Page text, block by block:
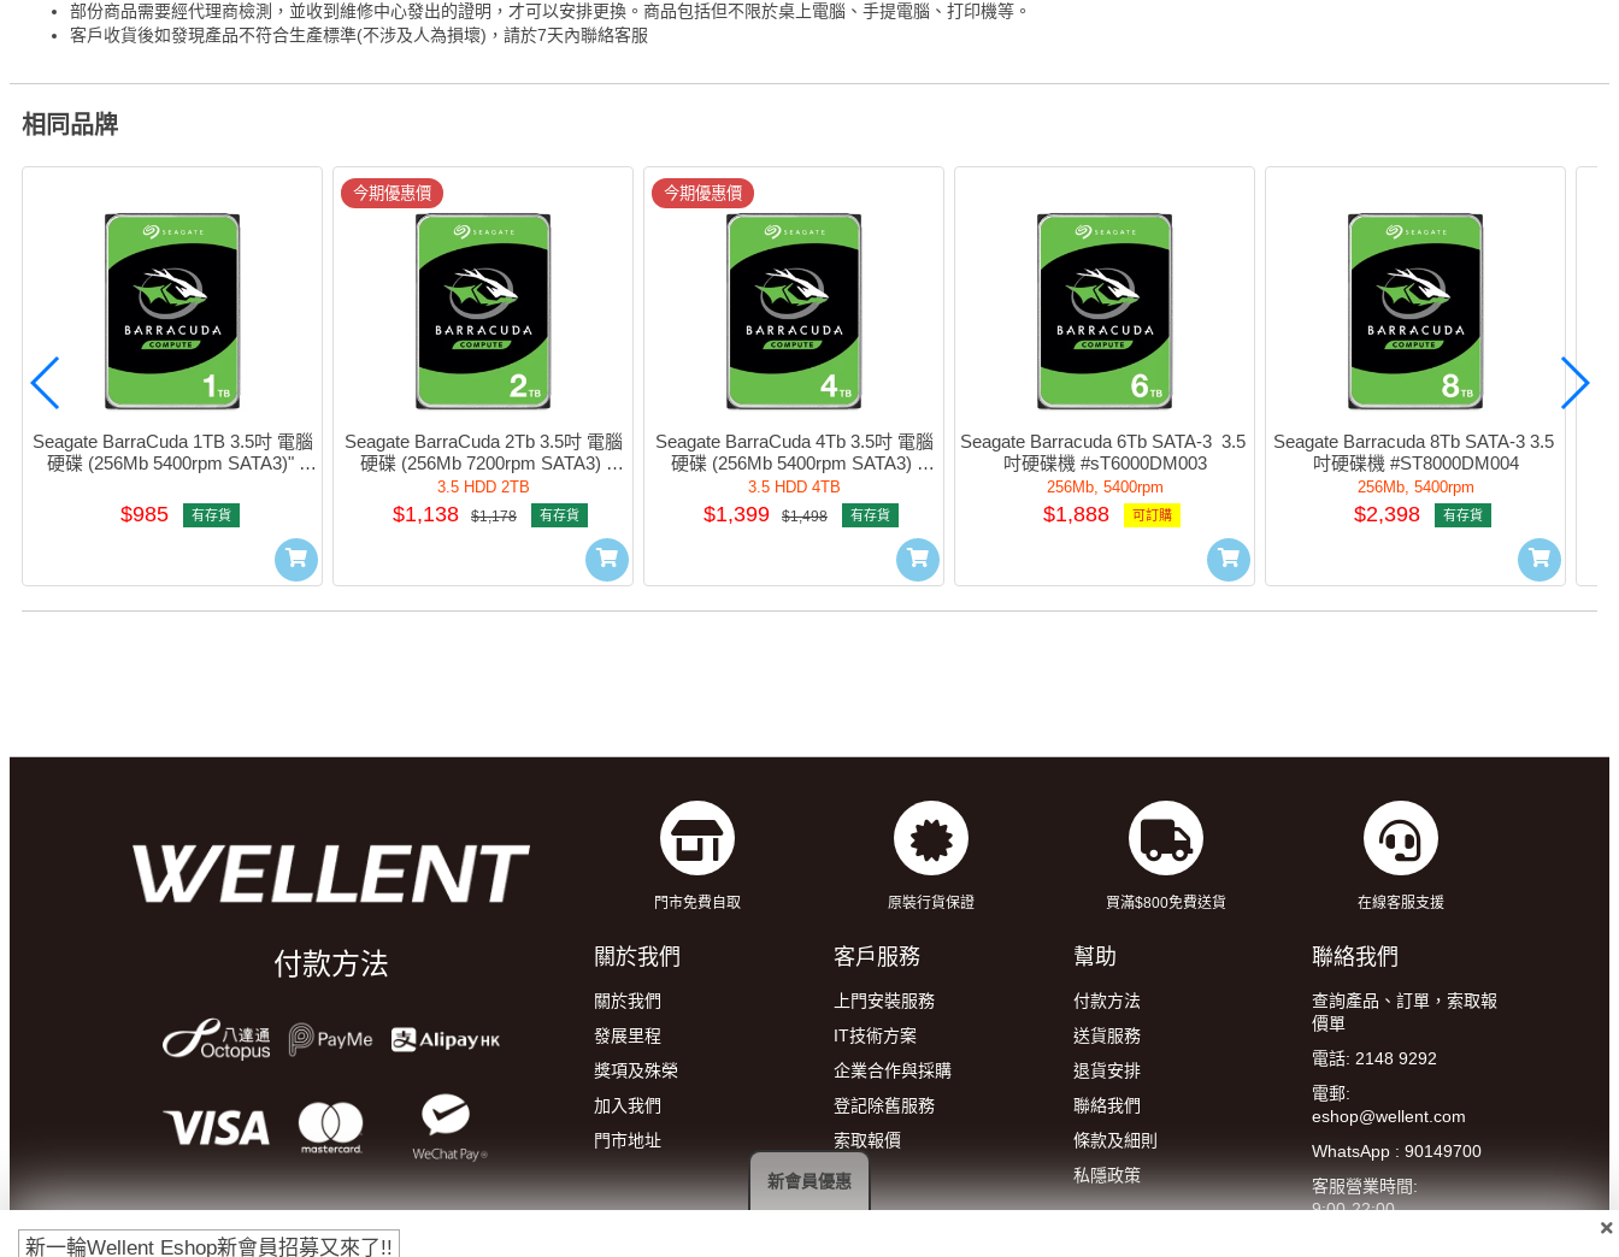
部份商品需要經代理商檢測，並收到維修中心發出的證明，才可以安排更換。商品包括但不限於桌上電腦、手提電腦、打印機等。
客戶收貨後如發現產品不符合生產標準(不涉及人為損壞)，請於7天內聯絡客服
相同品牌
Seagate BarraCuda 1TB 3.5吋 電腦
硬碟 (256Mb 5400rpm SATA3)"
$985 有存貨
今期優惠價
Seagate BarraCuda 2Tb 3.5吋 電腦
硬碟 (256Mb 7200rpm SATA3)
#sT2000DM008
3.5 HDD 2TB
$1,138 $1,178 有存貨
今期優惠價
Seagate BarraCuda 4Tb 3.5吋 電腦
硬碟 (256Mb 5400rpm SATA3)
#sT4000DM004
3.5 HDD 4TB
$1,399 $1,498 有存貨
Seagate Barracuda 6Tb SATA-3  3.5
吋硬碟機 #sT6000DM003
256Mb, 5400rpm
$1,888 可訂購
Seagate Barracuda 8Tb SATA-3 3.5
吋硬碟機 #ST8000DM004
256Mb, 5400rpm
$2,398 有存貨
付款方法
門市免費自取 原裝行貨保證 買滿$800免費送貨 在線客服支援
關於我們
關於我們
發展里程
獎項及殊榮
加入我們
門市地址
客戶服務
上門安裝服務
IT技術方案
企業合作與採購
登記除舊服務
索取報價
幫助
付款方法
送貨服務
退貨安排
聯絡我們
條款及細則
私隱政策
聯絡我們
查詢產品、訂單，索取報
價單
電話: 2148 9292
電郵:
eshop@wellent.com
WhatsApp : 90149700
客服營業時間:
9:00-22:00
新一輪Wellent Eshop新會員招募又來了!!
新會員優惠